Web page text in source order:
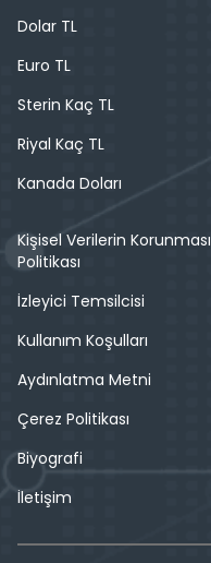
Dolar TL
Euro TL
Sterin Kaç TL
Riyal Kaç TL
Kanada Doları
Kişisel Verilerin Korunması
Politikası
İzleyici Temsilcisi
Kullanım Koşulları
Aydınlatma Metni
Çerez Politikası
Biyografi
İletişim